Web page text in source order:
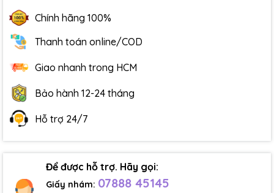
Chính hãng 100%
Thanh toán online/COD
Giao nhanh trong HCM
Bảo hành 12-24 tháng
Hỗ trợ 24/7
Để được hỗ trợ. Hãy gọi:
Giấy nhám: 07888 45145